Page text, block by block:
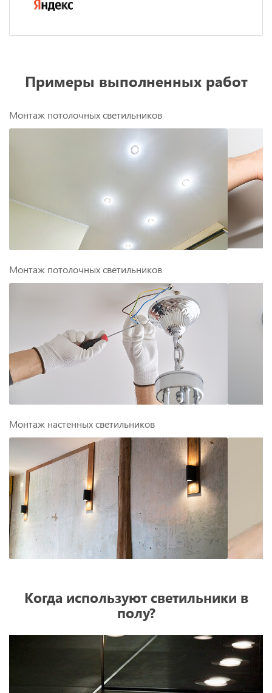
Примеры выполненных работ
Монтаж потолочных светильников
Монтаж потолочных светильников
Монтаж настенных светильников
Когда используют светильники в
полу?